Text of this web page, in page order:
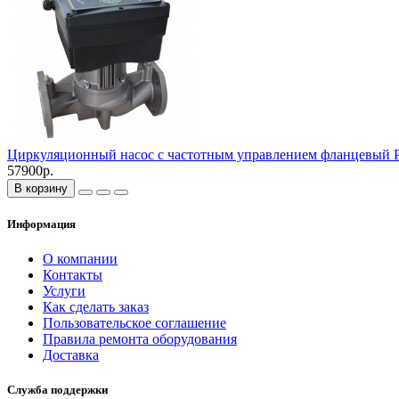
Циркуляционный насос с частотным управлением фланцевый
57900р.
В корзину
Информация
О компании
Контакты
Услуги
Как сделать заказ
Пользовательское соглашение
Правила ремонта оборудования
Доставка
Служба поддержки